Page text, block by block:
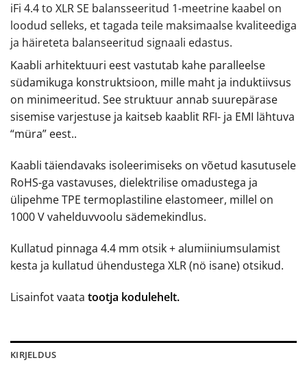
iFi 4.4 to XLR SE balansseeritud 1-meetrine kaabel on
loodud selleks, et tagada teile maksimaalse kvaliteediga
ja häireteta balanseeritud signaali edastus.
Kaabli arhitektuuri eest vastutab kahe paralleelse
südamikuga konstruktsioon, mille maht ja induktiivsus
on minimeeritud. See struktuur annab suurepärase
sisemise varjestuse ja kaitseb kaablit RFI- ja EMI lähtuva
“müra” eest..
Kaabli täiendavaks isoleerimiseks on võetud kasutusele
RoHS-ga vastavuses, dielektrilise omadustega ja
ülipehme TPE termoplastiline elastomeer, millel on
1000 V vahelduvvoolu sädemekindlus.
Kullatud pinnaga 4.4 mm otsik + alumiiniumsulamist
kesta ja kullatud ühendustega XLR (nö isane) otsikud.
Lisainfot vaata tootja kodulehelt.
KIRJELDUS